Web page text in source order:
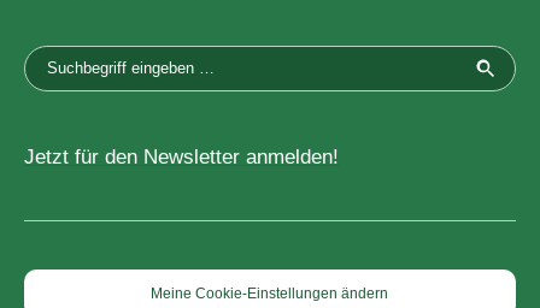
Jetzt für den Newsletter anmelden!
Meine Cookie-Einstellungen ändern